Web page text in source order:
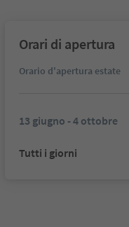
Orari di apertura
Orario d'apertura estate
13 giugno - 4 ottobre
Tutti i giorni